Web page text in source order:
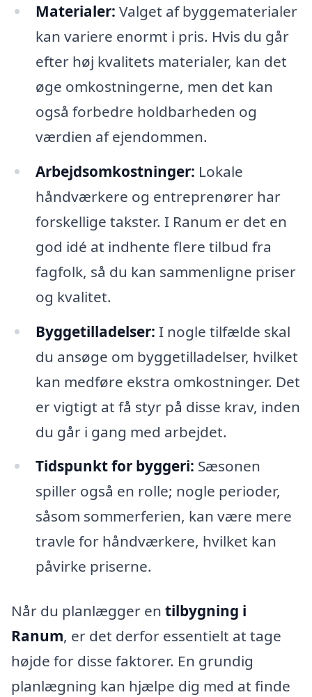
Materialer: Valget af byggematerialer
kan variere enormt i pris. Hvis du går
efter høj kvalitets materialer, kan det
øge omkostningerne, men det kan
også forbedre holdbarheden og
værdien af ejendommen.
Arbejdsomkostninger: Lokale
håndværkere og entreprenører har
forskellige takster. I Ranum er det en
god idé at indhente flere tilbud fra
fagfolk, så du kan sammenligne priser
og kvalitet.
Byggetilladelser: I nogle tilfælde skal
du ansøge om byggetilladelser, hvilket
kan medføre ekstra omkostninger. Det
er vigtigt at få styr på disse krav, inden
du går i gang med arbejdet.
Tidspunkt for byggeri: Sæsonen
spiller også en rolle; nogle perioder,
såsom sommerferien, kan være mere
travle for håndværkere, hvilket kan
påvirke priserne.
Når du planlægger en tilbygning i
Ranum, er det derfor essentielt at tage
højde for disse faktorer. En grundig
planlægning kan hjælpe dig med at finde